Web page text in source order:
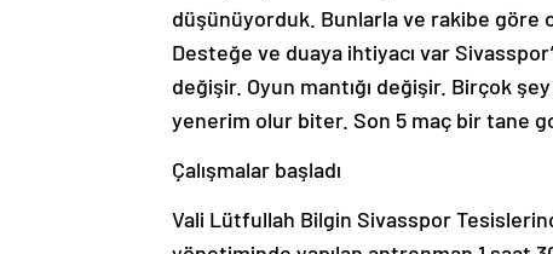
düşünüyorduk. Bunlarla ve rakibe göre
Desteğe ve duaya ihtiyacı var
değişir. Oyun mantığı değişir. Birçok
yenerim olur biter. Son 5 maç bir tane
Çalışmalar başladı
Vali Lütfullah Bilgin Sivasspor